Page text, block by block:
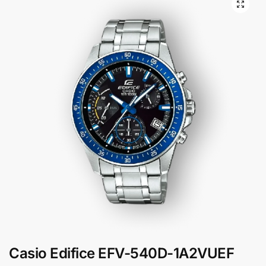
Casio Edifice EFV-540D-1A2VUEF